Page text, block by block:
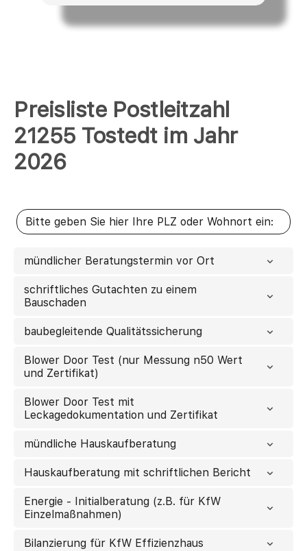
Preisliste Postleitzahl
21255 Tostedt im Jahr
2026
mündlicher Beratungstermin vor Ort
schriftliches Gutachten zu einem
Bauschaden
baubegleitende Qualitätssicherung
Blower Door Test (nur Messung n50 Wert
und Zertifikat)
Blower Door Test mit
Leckagedokumentation und Zertifikat
mündliche Hauskaufberatung
Hauskaufberatung mit schriftlichen Bericht
Energie - Initialberatung (z.B. für KfW
Einzelmaßnahmen)
Bilanzierung für KfW Effizienzhaus